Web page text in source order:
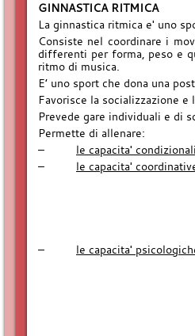
GINNASTICA RITMICA
La ginnastica ritmica e' uno
Consiste nel coordinare i
differenti per forma, peso e
ritmo di musica.
E’ uno sport che dona una
Favorisce la socializzazione e
Prevede gare individuali e di
Permette di allenare:
– le capacita' condizionali
– le capacita'
– di equilibrio
– di
– di
– di
– le capacita'
– di
– di
– di
– di
– di